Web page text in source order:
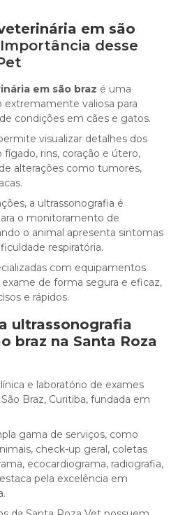
em são
desse
em são braz é uma
valiosa para
condições em cães e gatos.
visualizar detalhes dos
rins, coração e útero,
alterações como tumores,
a ultrassonografia é
o monitoramento de
o animal apresenta sintomas
respiratória.
com equipamentos
de forma segura e eficaz,
e rápidos.
ultrassonografia
braz na Santa Roza
e laboratório de exames
Braz, Curitiba, fundada em
gama de serviços, como
check-up geral, coletas
ecocardiograma, radiografia,
pela excelência em